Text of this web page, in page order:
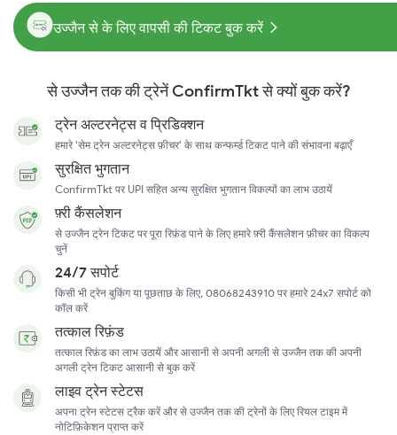
उज्जैन से के लिए वापसी की टिकट बुक करें
से उज्जैन तक की ट्रेनें ConfirmTkt से क्यों बुक करें?
ट्रेन अल्टरनेट्स व प्रिडिक्शन
हमारे 'सेम ट्रेन अल्टरनेट्स फ़ीचर' के साथ कन्फर्म्ड टिकट पाने की संभावना बढ़ाएँ
सुरक्षित भुगतान
ConfirmTkt पर UPI सहित अन्य सुरक्षित भुगतान विकल्पों का लाभ उठायें
फ़्री कैंसलेशन
से उज्जैन ट्रेन टिकट पर पूरा रिफ़ंड पाने के लिए हमारे फ़्री कैंसलेशन फ़ीचर का विकल्प
चुनें
24/7 सपोर्ट
किसी भी ट्रेन बुकिंग या पूछताछ के लिए, 08068243910 पर हमारे 24x7 सपोर्ट को
कॉल करें
तत्काल रिफ़ंड
तत्काल रिफ़ंड का लाभ उठायें और आसानी से अपनी अगली से उज्जैन तक की अपनी
अगली ट्रेन टिकट आसानी से बुक करें
लाइव ट्रेन स्टेटस
अपना ट्रेन स्टेटस ट्रैक करें और से उज्जैन तक की ट्रेनों के लिए रियल टाइम में
नोटिफ़िकेशन प्राप्त करें